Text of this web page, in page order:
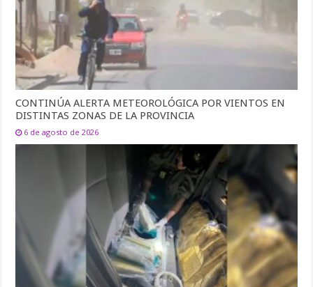
CONTINÚA ALERTA METEOROLÓGICA POR VIENTOS EN
DISTINTAS ZONAS DE LA PROVINCIA
6 de agosto de 2026